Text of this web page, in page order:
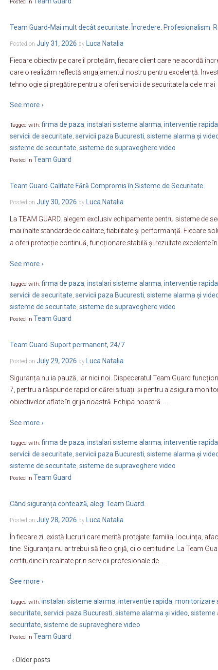
Posted in
Team Guard-Mai mult decât securitate. Încredere. Profesionalism.
Posted on July 31, 2026 by Luca Natalia
Fiecare obiectiv pe care îl protejăm, fiecare client care ne acordă
care o realizăm reflectă angajamentul nostru pentru excelență.
tehnologie și pregătire pentru a oferi servicii de securitate la cele mai
See more ›
Tagged with: firma de paza, instalari sisteme alarma, interventie rapida
servicii de securitate, servicii paza Bucuresti, sisteme alarma și
sisteme de securitate, sisteme de supraveghere video
Posted in Team Guard
Team Guard-Calitate Fără Compromis în Sisteme de Securitate.
Posted on July 30, 2026 by Luca Natalia
La TEAM GUARD, alegem exclusiv echipamente pentru sisteme de
mai înalte standarde de calitate, fiabilitate și performanță. Fiecare
a oferi protecție continuă, funcționare stabilă și rezultate excelente
See more ›
Tagged with: firma de paza, instalari sisteme alarma, interventie rapida
servicii de securitate, servicii paza Bucuresti, sisteme alarma și
sisteme de securitate, sisteme de supraveghere video
Posted in Team Guard
Team Guard-Suport permanent, 24/7
Posted on July 29, 2026 by Luca Natalia
Siguranța nu ia pauză, iar nici noi. Dispeceratul Team Guard
7, pentru a răspunde rapid oricărei situații și pentru a asigura
obiectivelor aflate în grija noastră. Echipa noastră …
See more ›
Tagged with: firma de paza, instalari sisteme alarma, interventie rapida
servicii de securitate, servicii paza Bucuresti, sisteme alarma și
sisteme de securitate, sisteme de supraveghere video
Posted in Team Guard
Când siguranța contează, alegi Team Guard.
Posted on July 28, 2026 by Luca Natalia
În fiecare zi, există lucruri care merită protejate: familia, locuința,
tine. Siguranța nu ar trebui să fie o grijă, ci o certitudine. La Team
certitudine în realitate prin servicii profesionale de
See more ›
Tagged with: instalari sisteme alarma, interventie rapida, monitorizare
securitate, servicii paza Bucuresti, sisteme alarma și video, sisteme
securitate, sisteme de supraveghere video
Posted in Team Guard
‹ Older posts